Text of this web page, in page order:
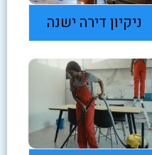
ניקיון דירה ישנה